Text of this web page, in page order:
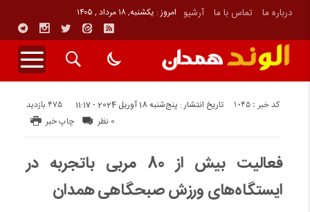
درباره ما تماس با ما آرشیو امروز : یکشنبه, ۱۸ مرداد , ۱۴۰۵
تاریخ انتشار : پنج‌شنبه 18 آوریل 2024 - 11:17 475 بازدید کد خبر : 1045
چاپ خبر 0 نظر
فعالیت بیش از 80 مربی باتجربه در
ایستگاه‌های ورزش صبحگاهی همدان